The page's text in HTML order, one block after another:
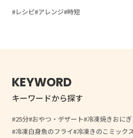
レシピ アレンジ 時短
KEYWORD
キーワードから探す
25分 おやつ・デザート 冷凍焼きおにぎ
冷凍白身魚のフライ 冷凍きのこミック